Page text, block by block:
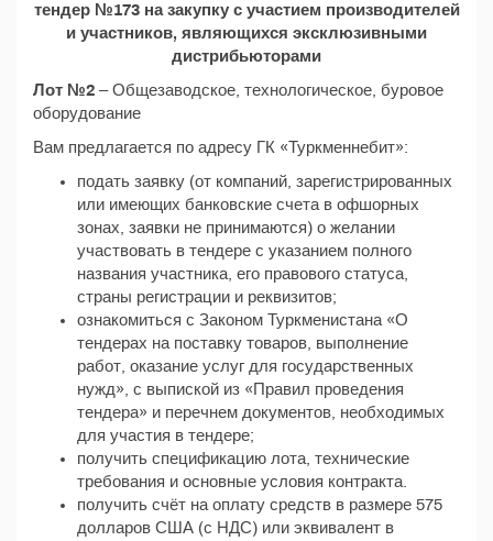
тендер №173 на закупку с участием производителей
и участников, являющихся эксклюзивными
дистрибьюторами
Лот №2 – Общезаводское, технологическое, буровое
оборудование
Вам предлагается по адресу ГК «Туркменнебит»:
подать заявку (от компаний, зарегистрированных
или имеющих банковские счета в офшорных
зонах, заявки не принимаются) о желании
участвовать в тендере с указанием полного
названия участника, его правового статуса,
страны регистрации и реквизитов;
ознакомиться с Законом Туркменистана «О
тендерах на поставку товаров, выполнение
работ, оказание услуг для государственных
нужд», с выпиской из «Правил проведения
тендера» и перечнем документов, необходимых
для участия в тендере;
получить спецификацию лота, технические
требования и основные условия контракта.
получить счёт на оплату средств в размере 575
долларов США (с НДС) или эквивалент в